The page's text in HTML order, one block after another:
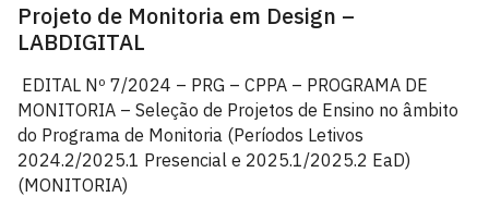
Projeto de Monitoria em Design –
LABDIGITAL
EDITAL Nº 7/2024 – PRG – CPPA – PROGRAMA DE
MONITORIA – Seleção de Projetos de Ensino no âmbito
do Programa de Monitoria (Períodos Letivos
2024.2/2025.1 Presencial e 2025.1/2025.2 EaD)
(MONITORIA)